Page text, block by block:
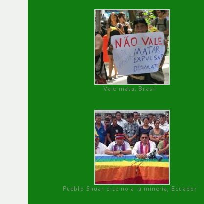
Vale mata, Brasil
Pueblo Shuar dice no a la minería, Ecuador